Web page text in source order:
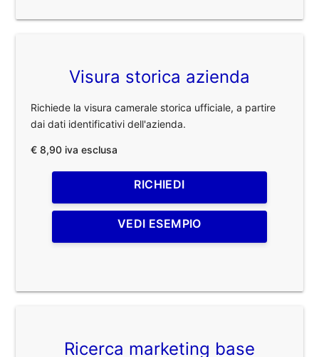
Visura storica azienda
Richiede la visura camerale storica ufficiale, a partire
dai dati identificativi dell'azienda.
€ 8,90 iva esclusa
RICHIEDI
VEDI ESEMPIO
Ricerca marketing base